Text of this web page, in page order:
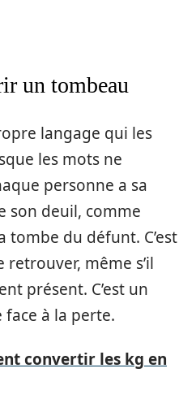
un tombeau
langage qui les
les mots ne
personne a sa
son deuil, comme
tombe du défunt. C’est
même s’il
présent. C’est un
à la perte.
convertir les kg en